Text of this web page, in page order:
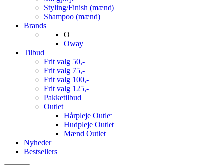
Styling/Finish (mænd)
Shampoo (mænd)
Brands
O
Oway
Tilbud
Frit valg 50,-
Frit valg 75,-
Frit valg 100,-
Frit valg 125,-
Pakketilbud
Outlet
Hårpleje Outlet
Hudpleje Outlet
Mænd Outlet
Nyheder
Bestsellers